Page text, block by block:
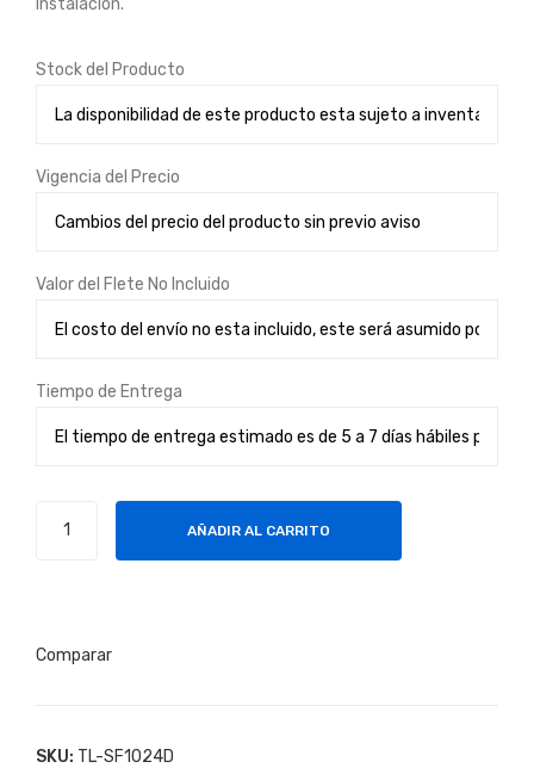
TP
GRI
M
ad
/
instalación.
Stock del Producto
Vigencia del Precio
Valor del Flete No Incluido
Tiempo de Entrega
10/100
AÑADIR AL CARRITO
Comparar
SKU: TL-SF1024D